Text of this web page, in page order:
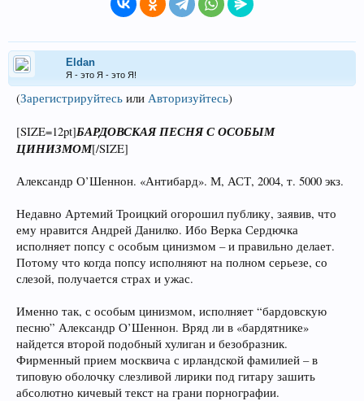
Eldan
Я - это Я - это Я!
(Зарегистрируйтесь или Авторизуйтесь)
[SIZE=12pt]БАРДОВСКАЯ ПЕСНЯ С ОСОБЫМ
ЦИНИЗМОМ[/SIZE]
Александр О’Шеннон. «Антибард». М, АСТ, 2004, т. 5000 экз.
Недавно Артемий Троицкий огорошил публику, заявив, что
ему нравится Андрей Данилко. Ибо Верка Сердючка
исполняет попсу с особым цинизмом – и правильно делает.
Потому что когда попсу исполняют на полном серьезе, со
слезой, получается страх и ужас.
Именно так, с особым цинизмом, исполняет “бардовскую
песню” Александр О’Шеннон. Вряд ли в «бардятнике»
найдется второй подобный хулиган и безобразник.
Фирменный прием москвича с ирландской фамилией – в
типовую оболочку слезливой лирики под гитару зашить
абсолютно кичевый текст на грани порнографии.